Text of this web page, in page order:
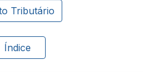
Tributário
Índice